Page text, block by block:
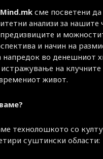
сме посветени
анализи за нашите
и
и начин на
напредок во денешниот
на клучните
живот.
технолошкото со
суштински области: